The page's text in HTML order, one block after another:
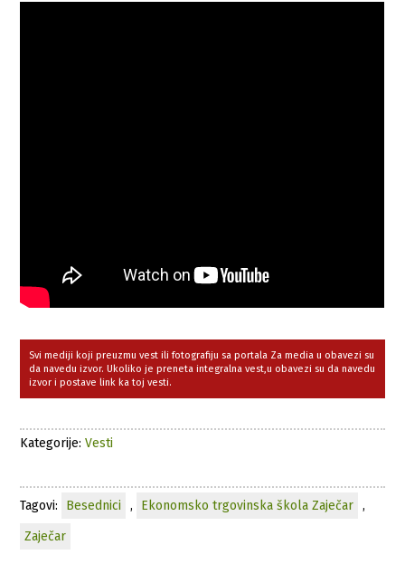
Svi mediji koji preuzmu vest ili fotografiju sa portala Za media u obavezi su
da navedu izvor. Ukoliko je preneta integralna vest,u obavezi su da navedu
izvor i postave link ka toj vesti.
Kategorije:Vesti
Tagovi: Besednici , Ekonomsko trgovinska škola Zaječar
,
Zaječar